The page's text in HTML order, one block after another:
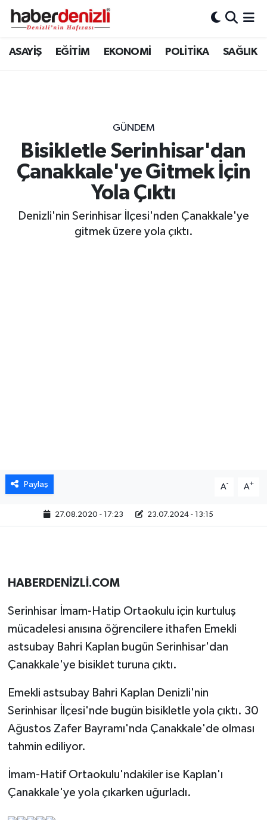
ASAYİŞ EĞİTİM EKONOMİ POLİTİKA SAĞLIK
GÜNDEM
Bisikletle Serinhisar'dan
Çanakkale'ye Gitmek İçin
Yola Çıktı
Denizli'nin Serinhisar İlçesi'nden Çanakkale'ye
gitmek üzere yola çıktı.
Paylaş A- A+
27.08.2020 - 17:23 23.07.2024 - 13:15
HABERDENİZLİ.COM
Serinhisar İmam-Hatip Ortaokulu için kurtuluş
mücadelesi anısına öğrencilere ithafen Emekli
astsubay Bahri Kaplan bugün Serinhisar'dan
Çanakkale'ye bisiklet turuna çıktı.
Emekli astsubay Bahri Kaplan Denizli'nin
Serinhisar İlçesi'nde bugün bisikletle yola çıktı. 30
Ağustos Zafer Bayramı'nda Çanakkale'de olması
tahmin ediliyor.
İmam-Hatif Ortaokulu'ndakiler ise Kaplan'ı
Çanakkale'ye yola çıkarken uğurladı.
Denizli Nöbetçi Eczaneler
Tüm Manşetler
Son Dakika Haberleri
Haber Arşivi